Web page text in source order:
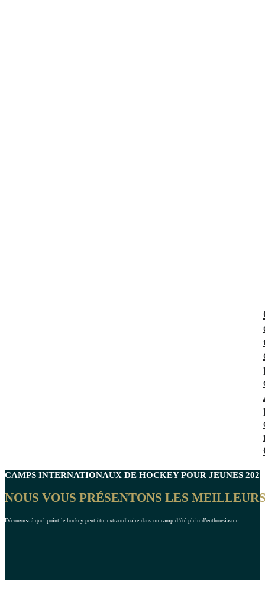
CAMPS INTERNATIONAUX DE HOCKEYPOUR JEUNES 2026
NOUS VOUS PRÉSENTONS LES
Découvrez à quel point le hockey peut être extraordinaire dans un camp d’été plein d’enthousiasme.